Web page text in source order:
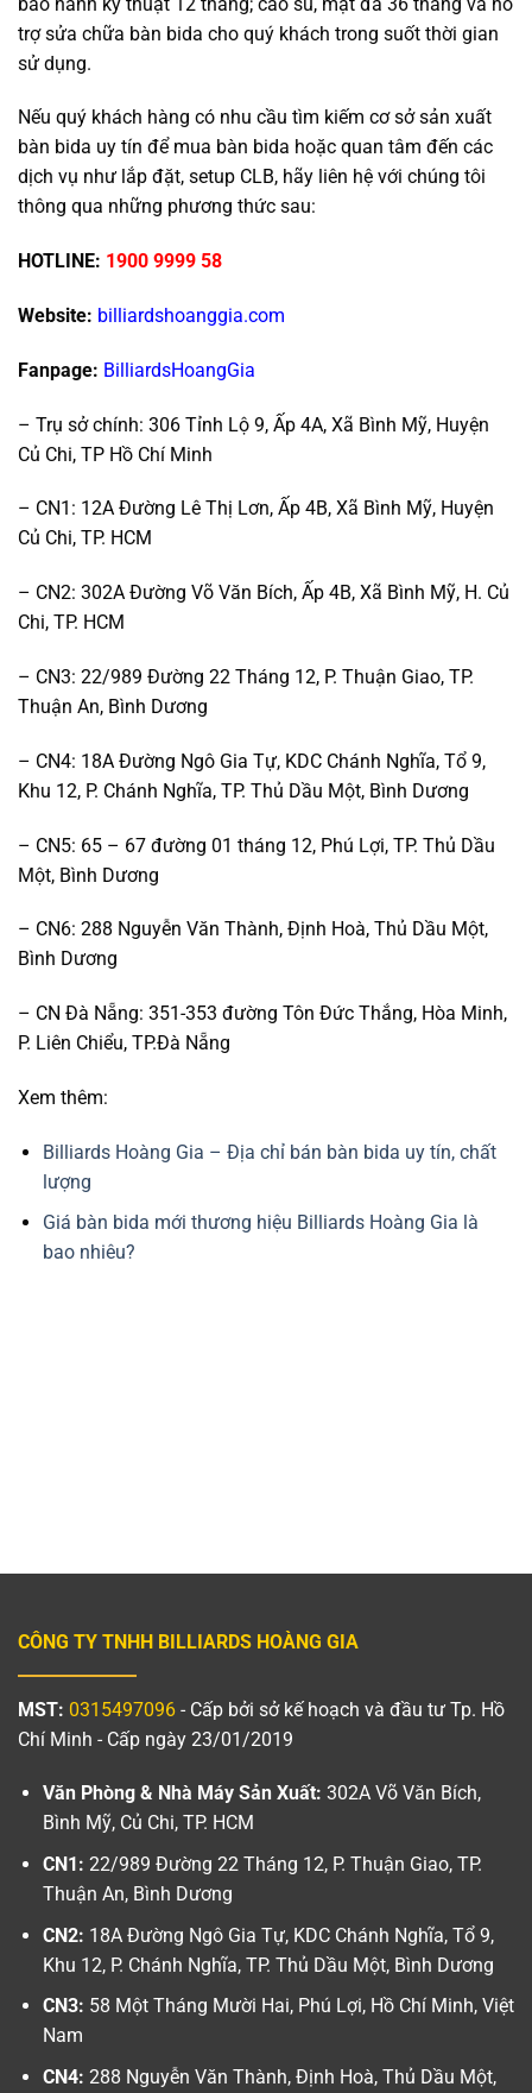
trợ sửa chữa bàn bida cho quý khách trong suốt thời gian
sử dụng.
Nếu quý khách hàng có nhu cầu tìm kiếm cơ sở sản xuất
bàn bida uy tín để mua bàn bida hoặc quan tâm đến các
dịch vụ như lắp đặt, setup CLB, hãy liên hệ với chúng tôi
thông qua những phương thức sau:
HOTLINE: 1900 9999 58
Website: billiardshoanggia.com
Fanpage: BilliardsHoangGia
– Trụ sở chính: 306 Tỉnh Lộ 9, Ấp 4A, Xã Bình Mỹ, Huyện
Củ Chi, TP Hồ Chí Minh
– CN1: 12A Đường Lê Thị Lơn, Ấp 4B, Xã Bình Mỹ, Huyện
Củ Chi, TP. HCM
– CN2: 302A Đường Võ Văn Bích, Ấp 4B, Xã Bình Mỹ, H. Củ
Chi, TP. HCM
– CN3: 22/989 Đường 22 Tháng 12, P. Thuận Giao, TP.
Thuận An, Bình Dương
– CN4: 18A Đường Ngô Gia Tự, KDC Chánh Nghĩa, Tổ 9,
Khu 12, P. Chánh Nghĩa, TP. Thủ Dầu Một, Bình Dương
– CN5: 65 – 67 đường 01 tháng 12, Phú Lợi, TP. Thủ Dầu
Một, Bình Dương
– CN6: 288 Nguyễn Văn Thành, Định Hoà, Thủ Dầu Một,
Bình Dương
– CN Đà Nẵng: 351-353 đường Tôn Đức Thắng, Hòa Minh,
P. Liên Chiểu, TP.Đà Nẵng
Xem thêm:
Billiards Hoàng Gia – Địa chỉ bán bàn bida uy tín, chất
lượng
Giá bàn bida mới thương hiệu Billiards Hoàng Gia là
bao nhiêu?
CÔNG TY TNHH BILLIARDS HOÀNG GIA
MST: 0315497096 - Cấp bởi sở kế hoạch và đầu tư Tp. Hồ
Chí Minh - Cấp ngày 23/01/2019
Văn Phòng & Nhà Máy Sản Xuất: 302A Võ Văn Bích,
Bình Mỹ, Củ Chi, TP. HCM
CN1: 22/989 Đường 22 Tháng 12, P. Thuận Giao, TP.
Thuận An, Bình Dương
CN2: 18A Đường Ngô Gia Tự, KDC Chánh Nghĩa, Tổ 9,
Khu 12, P. Chánh Nghĩa, TP. Thủ Dầu Một, Bình Dương
CN3: 58 Một Tháng Mười Hai, Phú Lợi, Hồ Chí Minh, Việt
Nam
CN4: 288 Nguyễn Văn Thành, Định Hoà, Thủ Dầu Một,